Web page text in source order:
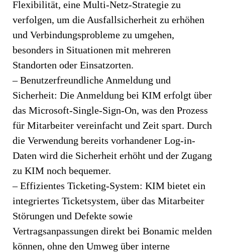
Flexibilität, eine Multi-Netz-Strategie zu
verfolgen, um die Ausfallsicherheit zu erhöhen
und Verbindungsprobleme zu umgehen,
besonders in Situationen mit mehreren
Standorten oder Einsatzorten.
– Benutzerfreundliche Anmeldung und
Sicherheit: Die Anmeldung bei KIM erfolgt über
das Microsoft-Single-Sign-On, was den Prozess
für Mitarbeiter vereinfacht und Zeit spart. Durch
die Verwendung bereits vorhandener Log-in-
Daten wird die Sicherheit erhöht und der Zugang
zu KIM noch bequemer.
– Effizientes Ticketing-System: KIM bietet ein
integriertes Ticketsystem, über das Mitarbeiter
Störungen und Defekte sowie
Vertragsanpassungen direkt bei Bonamic melden
können, ohne den Umweg über interne